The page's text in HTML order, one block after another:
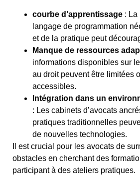
courbe d’apprentissage : La
langage de programmation
et de la pratique peut
Manque de ressources
informations disponibles sur
au droit peuvent être limitées
accessibles.
Intégration dans un
: Les cabinets d’avocats
pratiques traditionnelles
de nouvelles technologies.
Il est crucial pour les avocats de
obstacles en cherchant des
participant à des ateliers pratiques.